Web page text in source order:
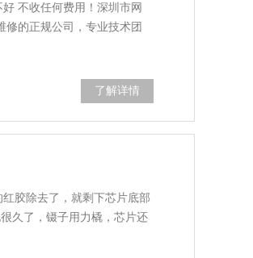
不收任何费用！深圳市网
修的正规公司，专业技术团
了解详情
胶除去了，就剩下芯片底部
久了，镊子用力橇，芯片还